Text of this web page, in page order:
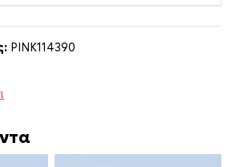
PINK114390